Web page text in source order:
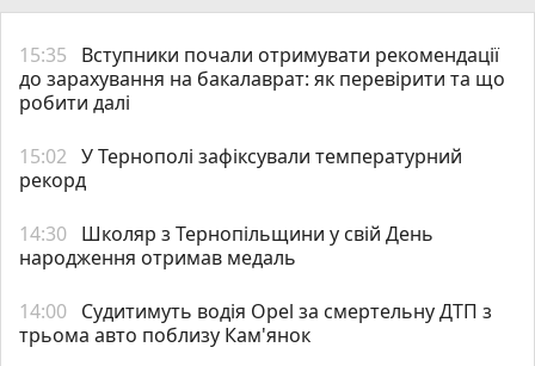
15:35
Вступники почали отримувати рекомендації
до зарахування на бакалаврат: як перевірити та що
робити далі
15:02 У Тернополі зафіксували температурний
рекорд
14:30 Школяр з Тернопільщини у свій День
народження отримав медаль
14:00 Судитимуть водія Opel за смертельну ДТП з
трьома авто поблизу Кам'янок